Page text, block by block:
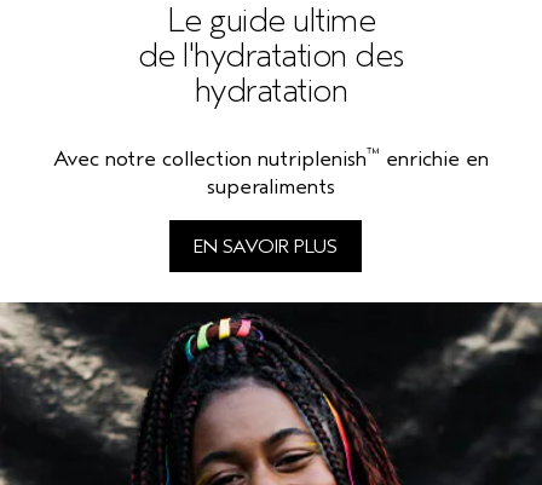
Le guide ultime
de l'hydratation des
hydratation
Avec notre collection nutriplenish™ enrichie en
superaliments
EN SAVOIR PLUS